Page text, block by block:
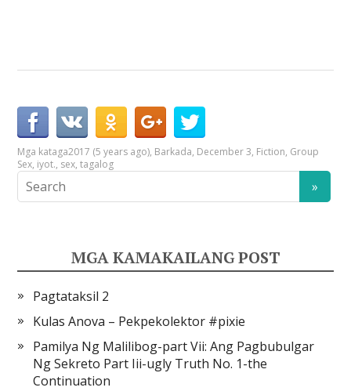
Mga kataga2017 (5 years ago), Barkada, December 3, Fiction, Group
Sex, iyot., sex,tagalog
MGA KAMAKAILANG POST
Pagtataksil 2
Kulas Anova – Pekpekolektor #pixie
Pamilya Ng Malilibog-part Vii: Ang Pagbubulgar
Ng Sekreto Part Iii-ugly Truth No. 1-the
Continuation